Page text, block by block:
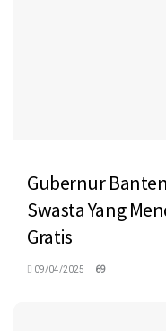
Gubernur
Swasta Yang
Gratis
09/04/2025 69